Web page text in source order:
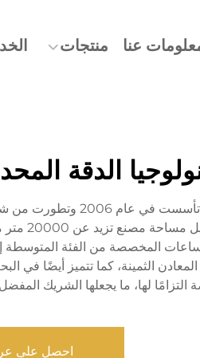
عنا منتجات
الدقة
شركة باورويهوا
الساعات المخصصة من الفئة
التزامًا لها، ما يجعلها الشريك
احصل على